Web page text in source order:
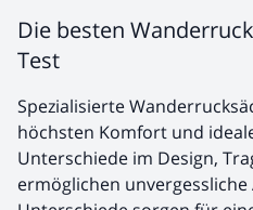
Die besten
Test
Spezialisierte
höchsten Komfort und
Unterschiede im Design,
ermöglichen